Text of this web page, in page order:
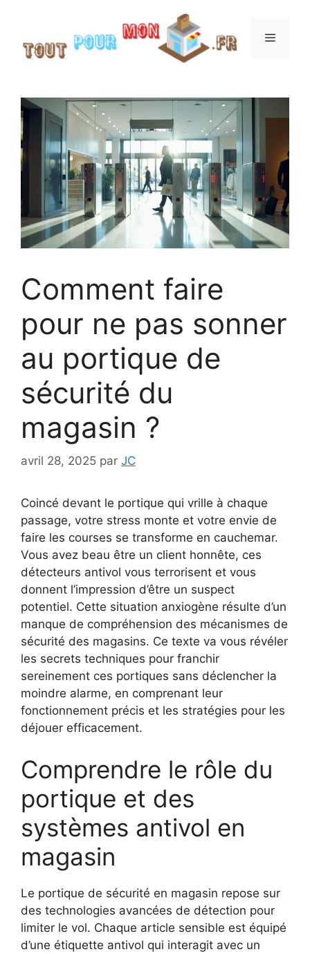
contenu
Menu
Comment faire
pour ne pas sonner
au portique de
sécurité du
magasin ?
avril 28, 2025 par JC
Coincé devant le portique qui vrille à chaque
passage, votre stress monte et votre envie de
faire les courses se transforme en cauchemar.
Vous avez beau être un client honnête, ces
détecteurs antivol vous terrorisent et vous
donnent l’impression d’être un suspect
potentiel. Cette situation anxiogène résulte d’un
manque de compréhension des mécanismes de
sécurité des magasins. Ce texte va vous révéler
les secrets techniques pour franchir
sereinement ces portiques sans déclencher la
moindre alarme, en comprenant leur
fonctionnement précis et les stratégies pour les
déjouer efficacement.
Comprendre le rôle du
portique et des
systèmes antivol en
magasin
Le portique de sécurité en magasin repose sur
des technologies avancées de détection pour
limiter le vol. Chaque article sensible est équipé
d’une étiquette antivol qui interagit avec un